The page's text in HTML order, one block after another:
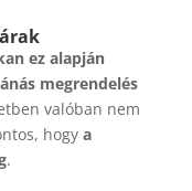
ez alapján
megrendelés
valóban nem
hogy a
.